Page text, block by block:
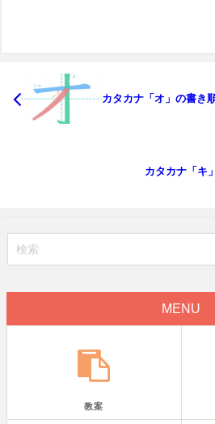
カタカナ「オ」の書き
カタカナ「キ
MENU
教案